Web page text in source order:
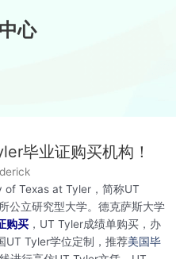
心
毕业证购买机构！
of Texas at Tyler，简称UT
公立研究型大学。德克萨斯大学
购买 ，UT Tyler成绩单购买，办
UT Tyler学位定制，推荐美国毕